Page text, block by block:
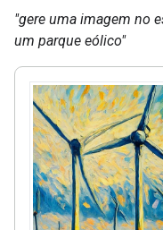
"gere uma imagem no
um parque eólico"